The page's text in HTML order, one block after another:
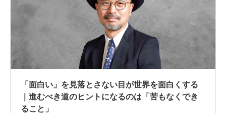
「面白い」を見落とさない目が世界を面白くする
｜進むべき道のヒントになるのは「苦もなくでき
ること」